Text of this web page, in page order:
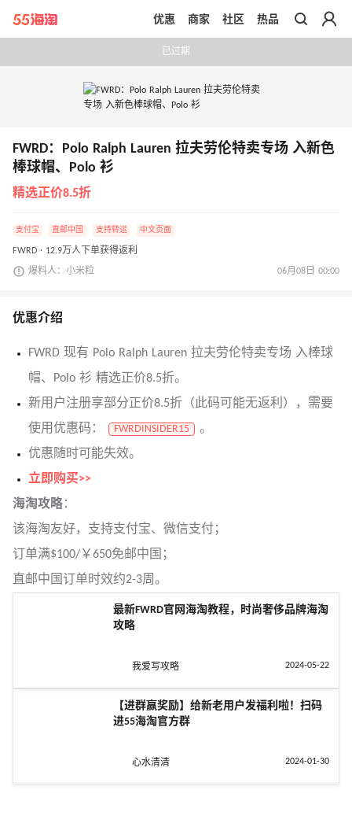
带你去官网买正品
优惠 商家 社区 热品
已过期
FWRD：Polo Ralph Lauren 拉夫劳伦特卖专场 入新色
棒球帽、Polo 衫
精选正价8.5折
支付宝 直邮中国 支持转运 中文页面
FWRD · 12.9万人下单获得返利
爆料人：小米粒 06月08日 00:00
优惠介绍
FWRD 现有 Polo Ralph Lauren 拉夫劳伦特卖专场 入棒球
帽、Polo 衫 精选正价8.5折。
新用户注册享部分正价8.5折（此码可能无返利），需要
使用优惠码：
FWRDINSIDER15
。
优惠随时可能失效。
立即购买>>
海淘攻略：
该海淘友好，支持支付宝、微信支付；
订单满$100/￥650免邮中国；
直邮中国订单时效约2-3周。
最新FWRD官网海淘教程，时尚奢侈品牌海淘
攻略
我爱写攻略 2024-05-22
【进群赢奖励】给新老用户发福利啦！扫码
进55海淘官方群
心水清清 2024-01-30